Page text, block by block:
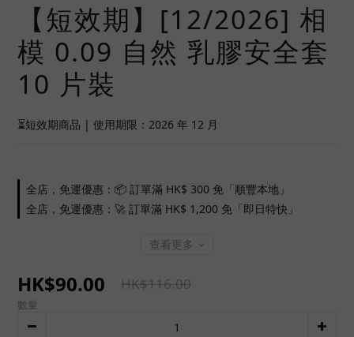
【短效期】[12/2026] 相
模 0.09 自然 乳膠安全套
10 片裝
⏳短效期商品 | 使用期限：2026 年 12 月
全店，免運優惠：📦 訂單滿 HK$ 300 免「順豐本地」
全店，免運優惠：🚀 訂單滿 HK$ 1,200 免「即日特快」
查看更多
HK$90.00 HK$116.00
數量